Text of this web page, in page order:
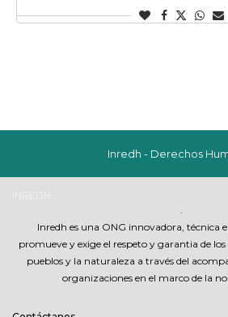
Inredh - Derechos
Inredh es una ONG innovadora, técnica
promueve y exige el respeto y garantia de
pueblos y la naturaleza a través del
organizaciones en el marco de la